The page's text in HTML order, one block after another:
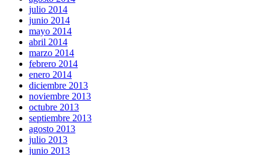
julio 2014
junio 2014
mayo 2014
abril 2014
marzo 2014
febrero 2014
enero 2014
diciembre 2013
noviembre 2013
octubre 2013
septiembre 2013
agosto 2013
julio 2013
junio 2013